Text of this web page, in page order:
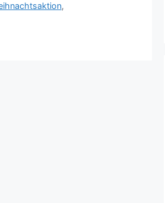
,